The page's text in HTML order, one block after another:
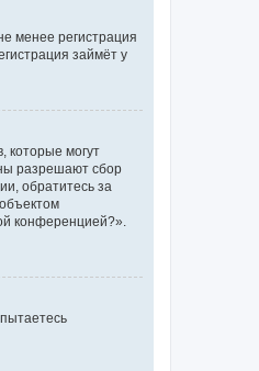
менее регистрация
займёт у
которые могут
разрешают сбор
обратитесь за
конференцией?».